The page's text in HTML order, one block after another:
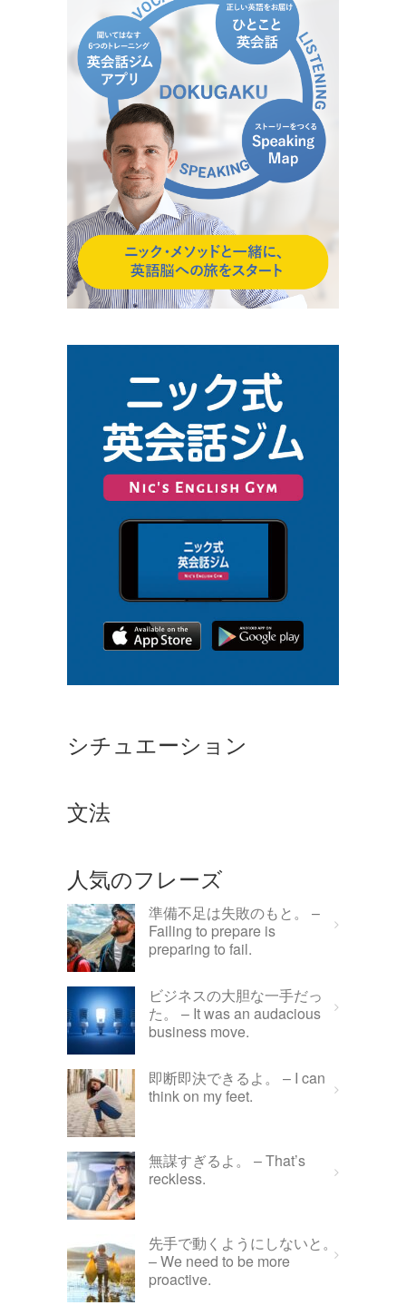
シチュエーション
文法
人気のフレーズ
準備不足は失敗のもと。 –
Failing to prepare is
preparing to fail.
ビジネスの大胆な一手だっ
た。 – It was an audacious
business move.
即断即決できるよ。 – I can
think on my feet.
無謀すぎるよ。 – That’s
reckless.
先手で動くようにしないと。
– We need to be more
proactive.